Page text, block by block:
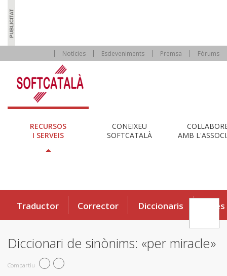
Notícies Esdeveniments Premsa Fòrums
RECURSOS
I SERVEIS
CONEIXEU
SOFTCATALÀ
AMB
Traductor Corrector Diccionaris Eines
Diccionari de sinònims: «per miracle»
Compartiu